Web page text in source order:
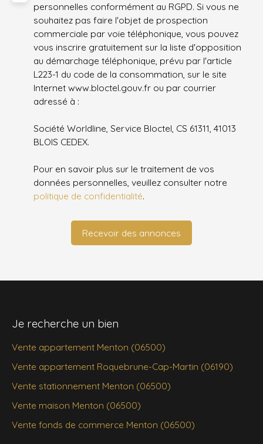
personnelles conformément au RGPD. Si vous ne
souhaitez pas faire l'objet de prospection
commerciale par voie téléphonique, vous pouvez
vous inscrire gratuitement sur la liste d'opposition
au démarchage téléphonique, prévu par l'article
L223-1 du code de la consommation, sur le site
Internet www.bloctel.gouv.fr ou par courrier
adressé à :
Société Worldline, Service Bloctel, CS 61311, 41013
BLOIS CEDEX.
Pour en savoir plus sur le traitement de vos
données personnelles, veuillez consulter notre
politique de confidentialité.
Recevoir des annonces
Je recherche un bien
Vente appartement Menton (06500)
Vente appartement Roquebrune-Cap-Martin (06190)
Vente stationnement Menton (06500)
Vente maison Menton (06500)
Vente fonds de commerce Menton (06500)